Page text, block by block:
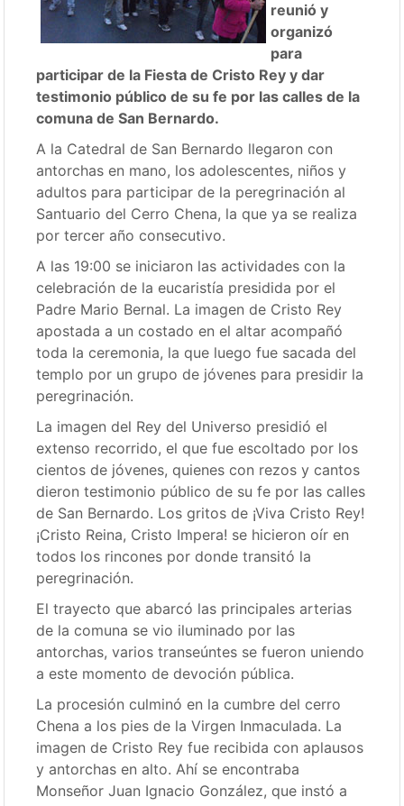
reunió y
organizó
para
participar de la Fiesta de Cristo Rey y dar
testimonio público de su fe por las calles de la
comuna de San Bernardo.
A la Catedral de San Bernardo llegaron con
antorchas en mano, los adolescentes, niños y
adultos para participar de la peregrinación al
Santuario del Cerro Chena, la que ya se realiza
por tercer año consecutivo.
A las 19:00 se iniciaron las actividades con la
celebración de la eucaristía presidida por el
Padre Mario Bernal. La imagen de Cristo Rey
apostada a un costado en el altar acompañó
toda la ceremonia, la que luego fue sacada del
templo por un grupo de jóvenes para presidir la
peregrinación.
La imagen del Rey del Universo presidió el
extenso recorrido, el que fue escoltado por los
cientos de jóvenes, quienes con rezos y cantos
dieron testimonio público de su fe por las calles
de San Bernardo. Los gritos de ¡Viva Cristo Rey!
¡Cristo Reina, Cristo Impera! se hicieron oír en
todos los rincones por donde transitó la
peregrinación.
El trayecto que abarcó las principales arterias
de la comuna se vio iluminado por las
antorchas, varios transeúntes se fueron uniendo
a este momento de devoción pública.
La procesión culminó en la cumbre del cerro
Chena a los pies de la Virgen Inmaculada. La
imagen de Cristo Rey fue recibida con aplausos
y antorchas en alto. Ahí se encontraba
Monseñor Juan Ignacio González, que instó a